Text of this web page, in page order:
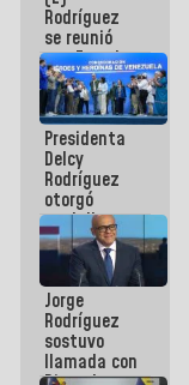
Rodríguez
se reunió
con Estado
Mayor
Eléctrico
para
abordar
planes de
acción
Presidenta
Delcy
Rodríguez
otorgó
medalla
"Héroe de
Venezuela"
a servidores
públicos
Jorge
Rodríguez
sostuvo
llamada con